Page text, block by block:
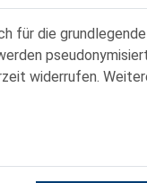
für die
widerrufen.